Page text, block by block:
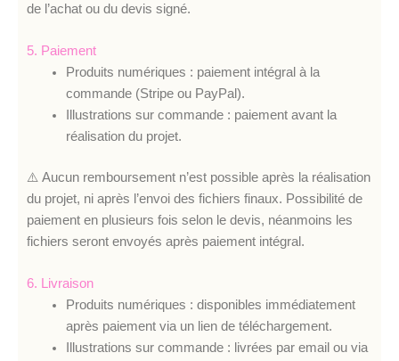
de l’achat ou du devis signé.
5. Paiement
Produits numériques : paiement intégral à la
commande (Stripe ou PayPal).
Illustrations sur commande : paiement avant la
réalisation du projet.
⚠️ Aucun remboursement n’est possible après la réalisation
du projet, ni après l’envoi des fichiers finaux. Possibilité de
paiement en plusieurs fois selon le devis, néanmoins les
fichiers seront envoyés après paiement intégral.
6. Livraison
Produits numériques : disponibles immédiatement
après paiement via un lien de téléchargement.
Illustrations sur commande : livrées par email ou via